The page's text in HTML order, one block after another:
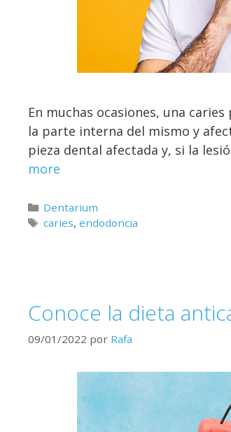
En muchas ocasiones, una
la parte interna del mismo y
pieza dental afectada y, si la
more
Dentarium
caries,endodoncia
Conoce la dieta
09/01/2022 por Rafa